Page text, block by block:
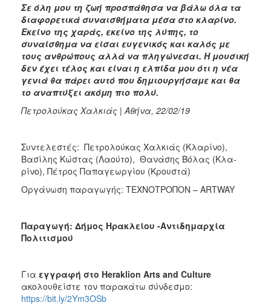
Σε όλη μου τη ζωή προσπάθησα να βάλω όλα τα
διαφορετικά συναισθήματα μέσα στο κλαρίνο.
Εκείνο της χαράς, εκείνο της λύπης, το
συναίσθημα να είσαι ευγενικός και καλός με
τους ανθρώπους αλλά να πληγώνεσαι. Η μουσική
δεν έχει τέλος και είναι η ελπίδα μου ότι η νέα
γενιά θα πάρει αυτό που δημιουργήσαμε και θα
το αναπτύξει ακόμη πιο πολύ.
Πετρολούκας Χαλκιάς | Αθήνα, 22/02/19
Συντελεστές: Πετρολούκας Χαλκιάς (Κλαρίνο),
Βασίλης Κώστας (Λαούτο), Θανάσης Βόλας (Κλα­
ρίνο), Πέτρος Παπαγεωργίου (Κρουστά)
Οργάνωση παραγωγής: ΤΕΧΝΟΤΡΟΠΟΝ – ARTWAY
Παραγωγή: Δήμος Ηρακλείου -Αντιδημαρχία
Πολιτισμού
Για εγγραφή στο Heraklion Arts and Culture
ακολουθείστε τον παρακάτω σύνδεσμο:
https://bit.ly/2Ym3OSb